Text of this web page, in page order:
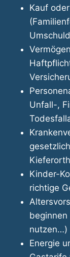
Kauf
Unfall-,
Kinder-
richtige
nutzen…)
Energie